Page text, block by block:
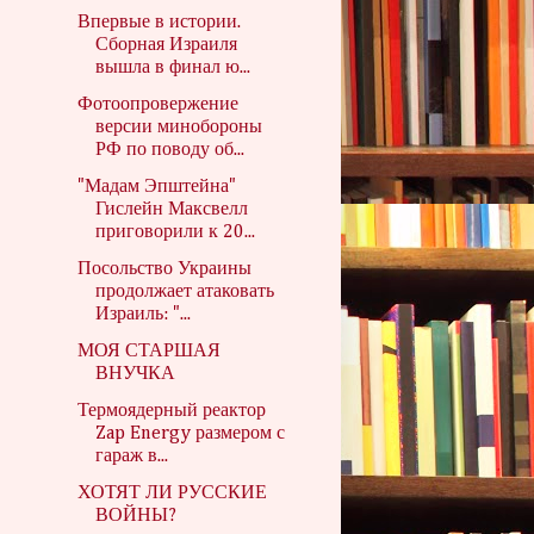
Впервые в истории.
Сборная Израиля
вышла в финал ю...
Фотоопровержение
версии минобороны
РФ по поводу об...
"Мадам Эпштейна"
Гислейн Максвелл
приговорили к 20...
Посольство Украины
продолжает атаковать
Израиль: "...
МОЯ СТАРШАЯ
ВНУЧКА
Термоядерный реактор
Zap Energy размером с
гараж в...
ХОТЯТ ЛИ РУССКИЕ
ВОЙНЫ?